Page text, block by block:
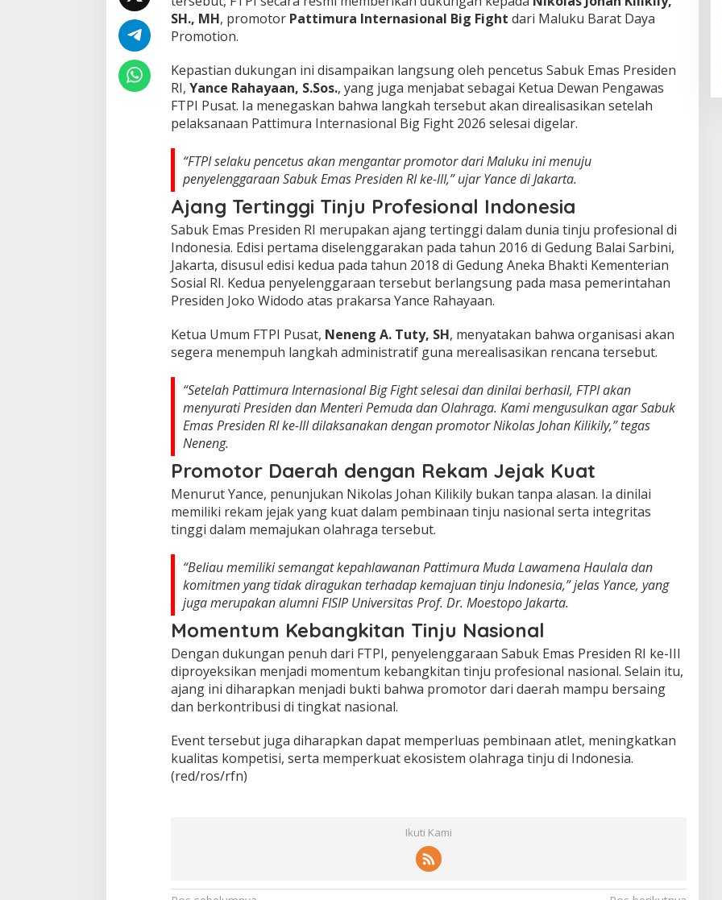
SH., MH, promotor Pattimura Internasional Big Fight dari Maluku Barat Daya
Promotion.
Kepastian dukungan ini disampaikan langsung oleh pencetus Sabuk Emas Presiden
RI, Yance Rahayaan, S.Sos., yang juga menjabat sebagai Ketua Dewan Pengawas
FTPI Pusat. Ia menegaskan bahwa langkah tersebut akan direalisasikan setelah
pelaksanaan Pattimura Internasional Big Fight 2026 selesai digelar.
“FTPI selaku pencetus akan mengantar promotor dari Maluku ini menuju
penyelenggaraan Sabuk Emas Presiden RI ke-III,” ujar Yance di Jakarta.
Ajang Tertinggi Tinju Profesional Indonesia
Sabuk Emas Presiden RI merupakan ajang tertinggi dalam dunia tinju profesional di
Indonesia. Edisi pertama diselenggarakan pada tahun 2016 di Gedung Balai Sarbini,
Jakarta, disusul edisi kedua pada tahun 2018 di Gedung Aneka Bhakti Kementerian
Sosial RI. Kedua penyelenggaraan tersebut berlangsung pada masa pemerintahan
Presiden Joko Widodo atas prakarsa Yance Rahayaan.
Ketua Umum FTPI Pusat, Neneng A. Tuty, SH, menyatakan bahwa organisasi akan
segera menempuh langkah administratif guna merealisasikan rencana tersebut.
“Setelah Pattimura Internasional Big Fight selesai dan dinilai berhasil, FTPI akan
menyurati Presiden dan Menteri Pemuda dan Olahraga. Kami mengusulkan agar Sabuk
Emas Presiden RI ke-III dilaksanakan dengan promotor Nikolas Johan Kilikily,” tegas
Neneng.
Promotor Daerah dengan Rekam Jejak Kuat
Menurut Yance, penunjukan Nikolas Johan Kilikily bukan tanpa alasan. Ia dinilai
memiliki rekam jejak yang kuat dalam pembinaan tinju nasional serta integritas
tinggi dalam memajukan olahraga tersebut.
“Beliau memiliki semangat kepahlawanan Pattimura MudaLawamena Haulaladan
komitmen yang tidak diragukan terhadap kemajuan tinju Indonesia,” jelas Yance, yang
juga merupakan alumni FISIP Universitas Prof. Dr. Moestopo Jakarta.
Momentum Kebangkitan Tinju Nasional
Dengan dukungan penuh dari FTPI, penyelenggaraan Sabuk Emas Presiden RI ke-III
diproyeksikan menjadi momentum kebangkitan tinju profesional nasional. Selain itu,
ajang ini diharapkan menjadi bukti bahwa promotor dari daerah mampu bersaing
dan berkontribusi di tingkat nasional.
Event tersebut juga diharapkan dapat memperluas pembinaan atlet, meningkatkan
kualitas kompetisi, serta memperkuat ekosistem olahraga tinju di Indonesia.
(red/ros/rfn)
Ikuti Kami